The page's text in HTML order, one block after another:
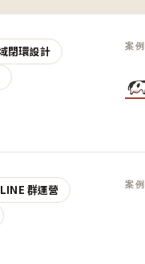
閉環設計
案例
群運營 案例